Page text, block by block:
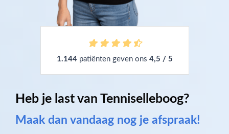
1.144patiënten geven ons 4,5 / 5
Heb je last van Tenniselleboog?
Maak dan vandaag nog je afspraak!